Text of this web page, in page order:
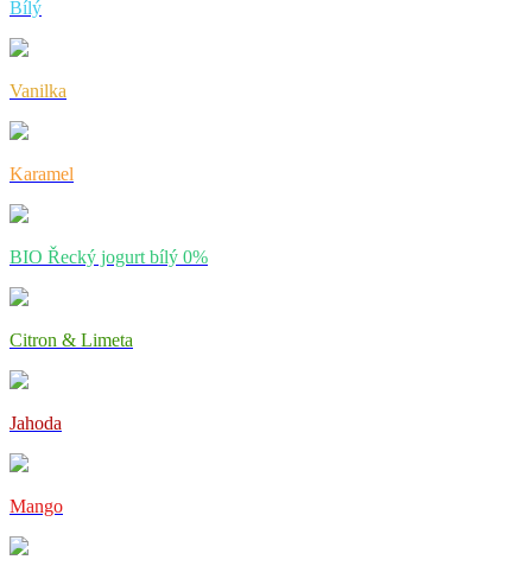
Bílý
Vanilka
Karamel
BIO Řecký jogurt bílý 0%
Citron & Limeta
Jahoda
Mango